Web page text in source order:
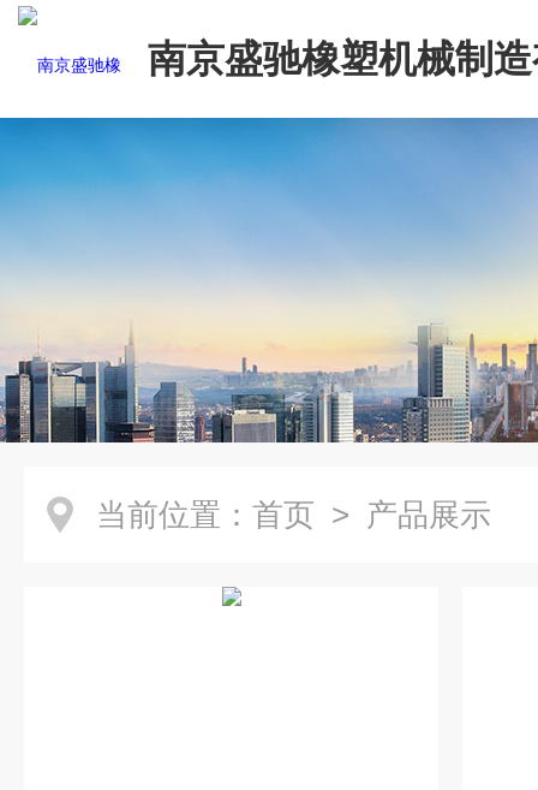
南京盛驰橡塑机械制
司
当前位置： 首页 > 产品展示